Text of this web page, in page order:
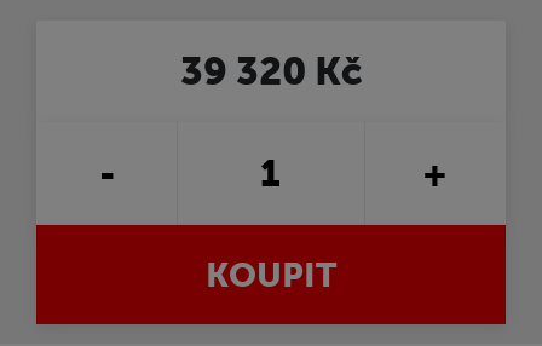
39 320 Kč
- +
KOUPIT